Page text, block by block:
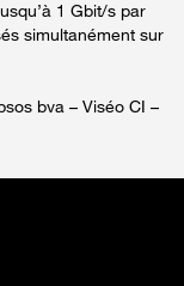
1 Gbit/s par
simultanément sur
bva – Viséo CI –